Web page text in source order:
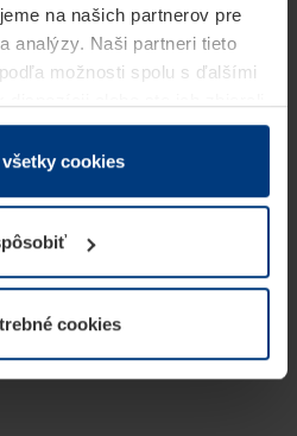
na našich partnerov pre
analýzy. Naši partneri tieto
možnosti spolu s ďalšími
služieb.
cookies ukladať na Vašom
všetky ostatné typy cookie
Vaše povolenie môžete
vo vysvetlení cookie
cookies
cookies